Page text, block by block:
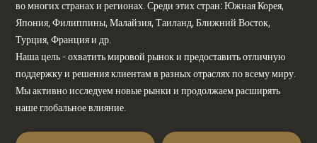
во многих странах и регионах. Среди этих стран: Южная Корея,
Япония, Филиппины, Малайзия, Таиланд, Ближний Восток,
Турция, Франция и др.
Наша цель - охватить мировой рынок и предоставить отличную
поддержку и решения клиентам в разных отраслях по всему миру.
Мы активно исследуем новые рынки и продолжаем расширять
наше глобальное влияние.